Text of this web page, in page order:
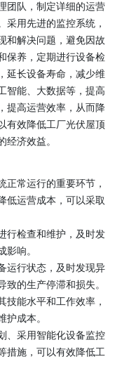
团队，制定详细的运营
用先进的监控系统，
和解决问题，避免因故
保养，定期进行设备检
延长设备寿命，减少维
智能、大数据等，提高
提高运营效率，从而降
有效降低工厂光伏屋顶
济效益。
常运行的重要环节，
低运营成本，可以采取
行检查和维护，及时发
响。
运行状态，及时发现异
的生产停滞和损失。
技能水平和工作效率，
成本。
、采用智能化设备监控
措施，可以有效降低工